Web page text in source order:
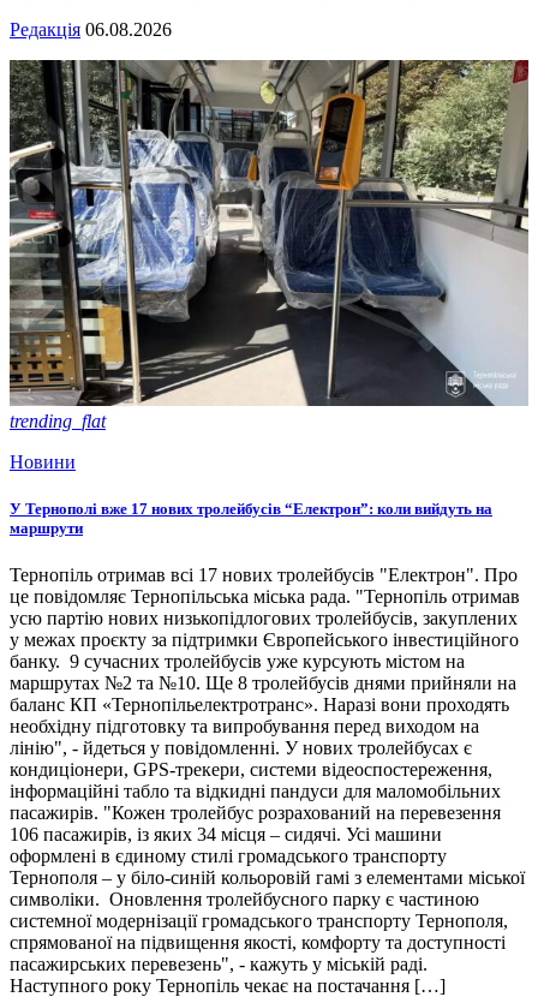
Редакція 06.08.2026
trending_flat
Новини
У Тернополі вже 17 нових тролейбусів “Електрон”: коли вийдуть на
маршрути
Тернопіль отримав всі 17 нових тролейбусів "Електрон". Про
це повідомляє Тернопільська міська рада. "Тернопіль отримав
усю партію нових низькопідлогових тролейбусів, закуплених
у межах проєкту за підтримки Європейського інвестиційного
банку. 9 сучасних тролейбусів уже курсують містом на
маршрутах №2 та №10. Ще 8 тролейбусів днями прийняли на
баланс КП «Тернопільелектротранс». Наразі вони проходять
необхідну підготовку та випробування перед виходом на
лінію", - йдеться у повідомленні. У нових тролейбусах є
кондиціонери, GPS-трекери, системи відеоспостереження,
інформаційні табло та відкидні пандуси для маломобільних
пасажирів. "Кожен тролейбус розрахований на перевезення
106 пасажирів, із яких 34 місця – сидячі. Усі машини
оформлені в єдиному стилі громадського транспорту
Тернополя – у біло-синій кольоровій гамі з елементами міської
символіки. Оновлення тролейбусного парку є частиною
системної модернізації громадського транспорту Тернополя,
спрямованої на підвищення якості, комфорту та доступності
пасажирських перевезень", - кажуть у міській раді.
Наступного року Тернопіль чекає на постачання […]